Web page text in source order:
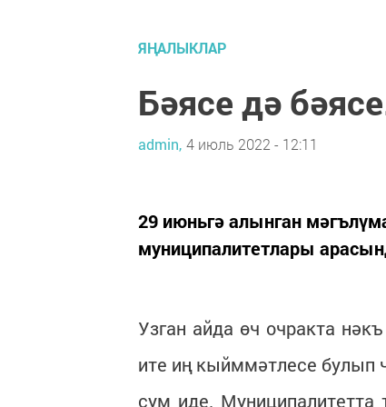
ЯҢАЛЫКЛАР
Бәясе дә
admin, 4 июль 2022 - 12:11
29 июньгә алынган
муниципалитетлары
Узган айда өч очракта
ите иң кыйммәтлесе булып
сум иде.